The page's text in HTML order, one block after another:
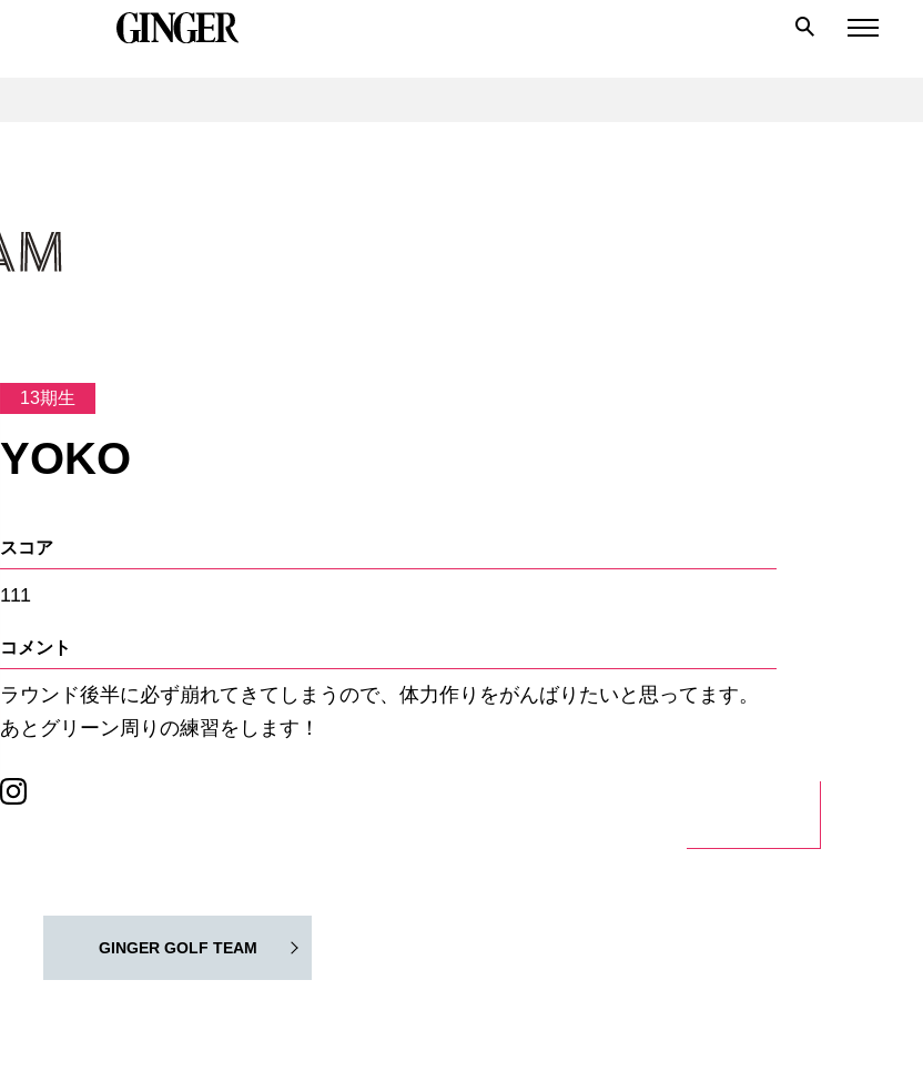
13期生
YOKO
スコア
111
コメント
ラウンド後半に必ず崩れてきてしまうので、体力作りをがんばりたいと思ってます。
あとグリーン周りの練習をします！
GINGER GOLF TEAM